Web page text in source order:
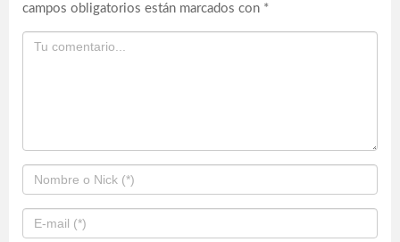
campos obligatorios están marcados con *